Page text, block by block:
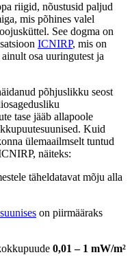
riigid, nõustusid paljud
mis põhines valel
See dogma on
ICNIRP, mis on
osa uuringutest ja
põhjuslikku seost
tase jääb allapoole
Kuid
ülemaailmselt tuntud
näiteks:
täheldatavat mõju alla
on piirmääraks
0,01–1 mW/m²